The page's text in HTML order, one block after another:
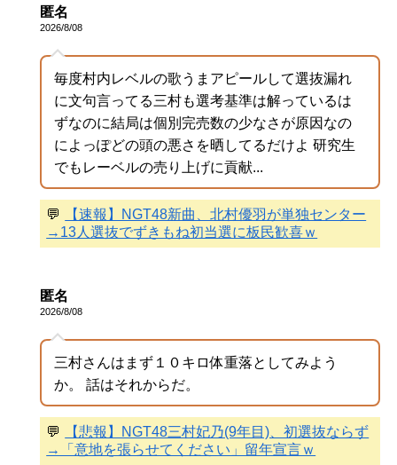
匿名
2026/8/08
毎度村内レベルの歌うまアピールして選抜漏れ
に文句言ってる三村も選考基準は解っているは
ずなのに結局は個別完売数の少なさが原因なの
によっぽどの頭の悪さを晒してるだけよ 研究生
でもレーベルの売り上げに貢献...
💬
【速報】NGT48新曲、北村優羽が単独センター
→13人選抜でずきもね初当選に板民歓喜ｗ
匿名
2026/8/08
三村さんはまず１０キロ体重落としてみよう
か。 話はそれからだ。
💬
【悲報】NGT48三村妃乃(9年目)、初選抜ならず
→「意地を張らせてください」留年宣言ｗ